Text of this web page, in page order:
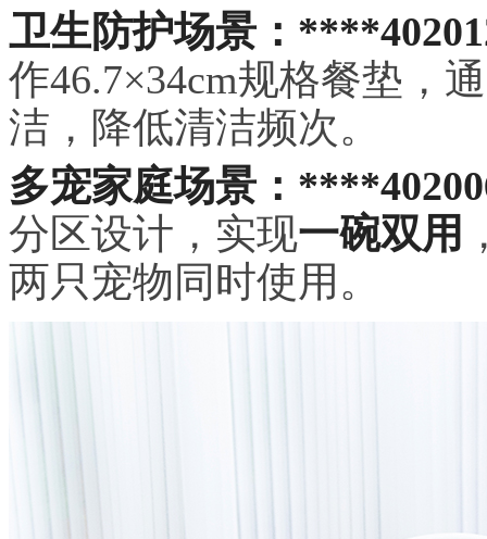
卫生防护场景：
作46.7×34cm规格餐垫，
洁，降低清洁频次。
多宠家庭场景：
分区设计，实现一碗双用
两只宠物同时使用。